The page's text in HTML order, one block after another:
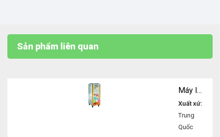
Sản phẩm liên quan
Máy làm kem tươi 3 màu
Xuất xứ:
Trung
Quốc